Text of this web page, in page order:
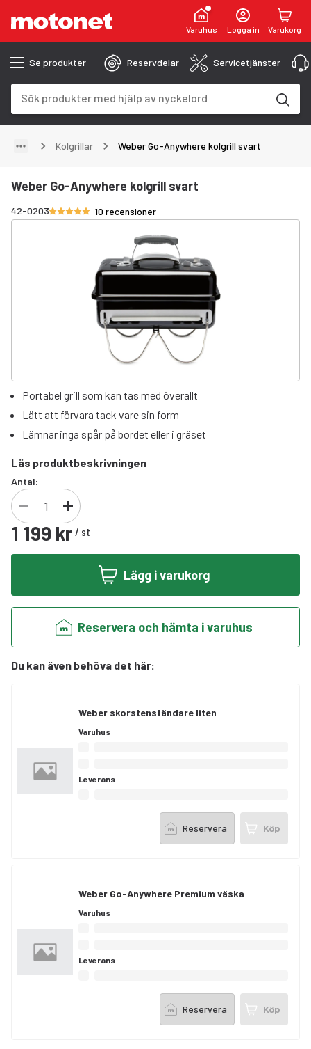
Varuhus Logga in Varukorg
Se produkter Reservdelar Servicetjänster
Kolgrillar Weber Go-Anywhere kolgrill svart
Weber Go-Anywhere kolgrill svart
42-0203Betyg 4.9/5 stjärnor
10 recensioner
Portabel grill som kan tas med överallt
Lätt att förvara tack vare sin form
Lämnar inga spår på bordet eller i gräset
Läs produktbeskrivningen
Antal:
1 199 kr / st
Lägg i varukorg
Reservera och hämta i varuhus
Du kan även behöva det här:
Weber skorstenständare liten
Varuhus
Leverans
Reservera Köp
Weber Go-Anywhere Premium väska
Varuhus
Leverans
Reservera Köp